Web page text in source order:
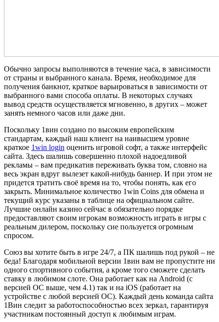
Обычно запросы выполняются в течение часа, в зависимости
от страны и выбранного канала. Время, необходимое для
получения банкнот, краткое варьироваться в зависимости от
выбранного вами способа оплаты. В некоторых случаях
вывод средств осуществляется мгновенно, в других – может
занять немного часов или даже дни.
Поскольку 1вин создано по высоким европейским
стандартам, каждый наш клиент на наивысшем уровне
краткое 1win login оценить игровой софт, а также интерфейс
сайта. Здесь шалишь совершенно плохой надоедливой
рекламы – вам предикатив переживать буква том, словно на
весь экран вдруг вылезет какой-нибудь баннер. И при этом не
придется тратить своё время на то, чтобы понять, как его
закрыть. Минимальное количество 1win Coins для обмена и
текущий курс указаны в таблице на официальном сайте.
Лучшие онлайн казино сейчас в обязательно порядке
предоставляют своим игрокам возможность играть в игры с
реальным дилером, поскольку сие пользуется огромным
спросом.
Союз вы хотите быть в игре 24/7, а ПК шалишь под рукой – не
беда! Благодаря мобильной версии 1вин вам не пропустите ни
одного спортивного события, а кроме того сможете сделать
ставку в любимом слоте. Она работает как на Android (с
версией ОС выше, чем 4.1) так и на iOS (работает на
устройстве с любой версией ОС). Каждый день команда сайта
1Вин следит за работоспособностью всех зеркал, гарантируя
участникам постоянный доступ к любимым играм.